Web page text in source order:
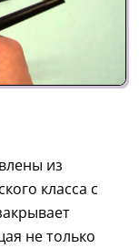
из
класса с
не только